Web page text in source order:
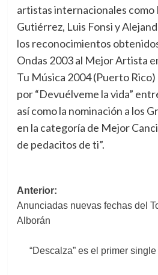
artistas internacionales como
Gutiérrez, Luis Fonsi y
los reconocimientos
Ondas 2003 al Mejor Artista
Tu Música 2004 (Puerto
por “Devuélveme la vida”
así como la nominación a los
en la categoría de Mejor
de pedacitos de ti”.
Navegación
de
Anterior:
Anunciadas nuevas fechas del
Alborán
“Descalza” es el primer